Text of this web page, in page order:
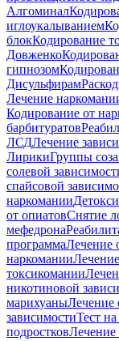
Алгоминал
иглоукалыванием
блокКодирование
Довженко
гипнозом
Дисульфирам
Лечение
Кодирование от
барбитуратов
ЛСДЛечение
ЛирикиГруппы
солевой
спайсовой
наркомании
от опиатовСнятие
мефедрона
программаЛечение
наркомании
токсикомании
никотиновой
марихуаныЛечение
зависимостиТест
подростковЛечение